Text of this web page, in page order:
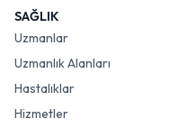
SAĞLIK
Uzmanlar
Uzmanlık Alanları
Hastalıklar
Hizmetler